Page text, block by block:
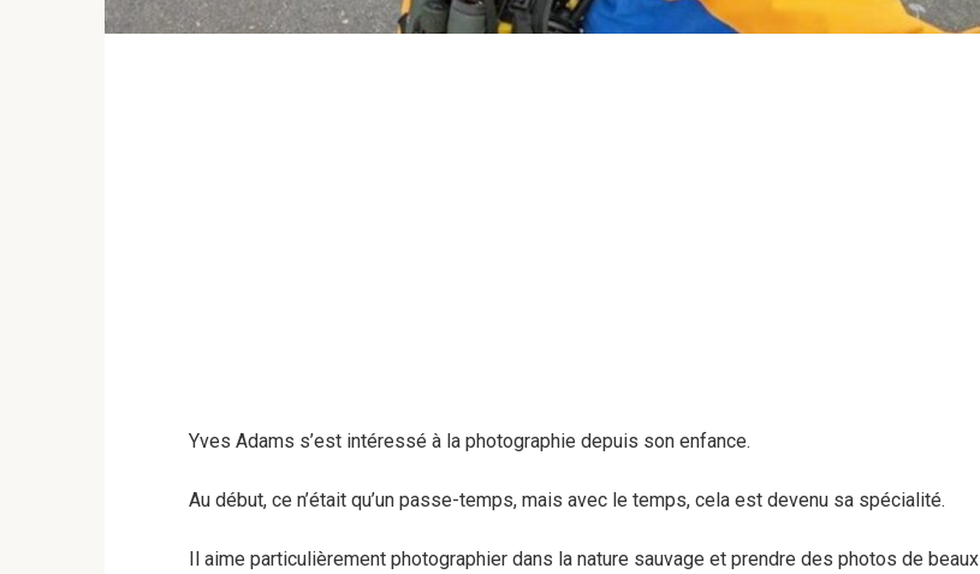
Yves Adams s’est intéressé à la photographie depuis son enfance.
Au début, ce n’était qu’un passe-temps, mais avec le temps, cela est devenu sa spécialité.
Il aime particulièrement photographier dans la nature sauvage et prendre des photos de beaux